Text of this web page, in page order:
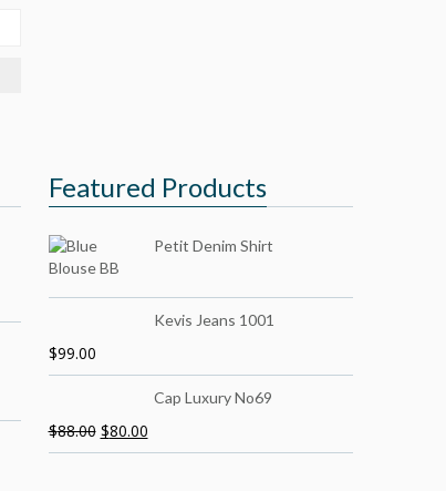
Featured Products
Petit Denim Shirt
Kevis Jeans 1001
$99.00
Cap Luxury No69
$88.00 $80.00